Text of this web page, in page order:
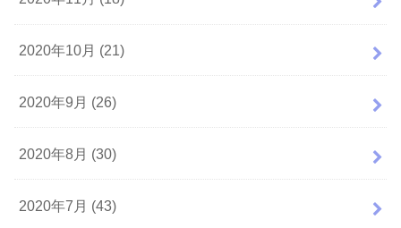
2020年10月 (21)
2020年9月 (26)
2020年8月 (30)
2020年7月 (43)